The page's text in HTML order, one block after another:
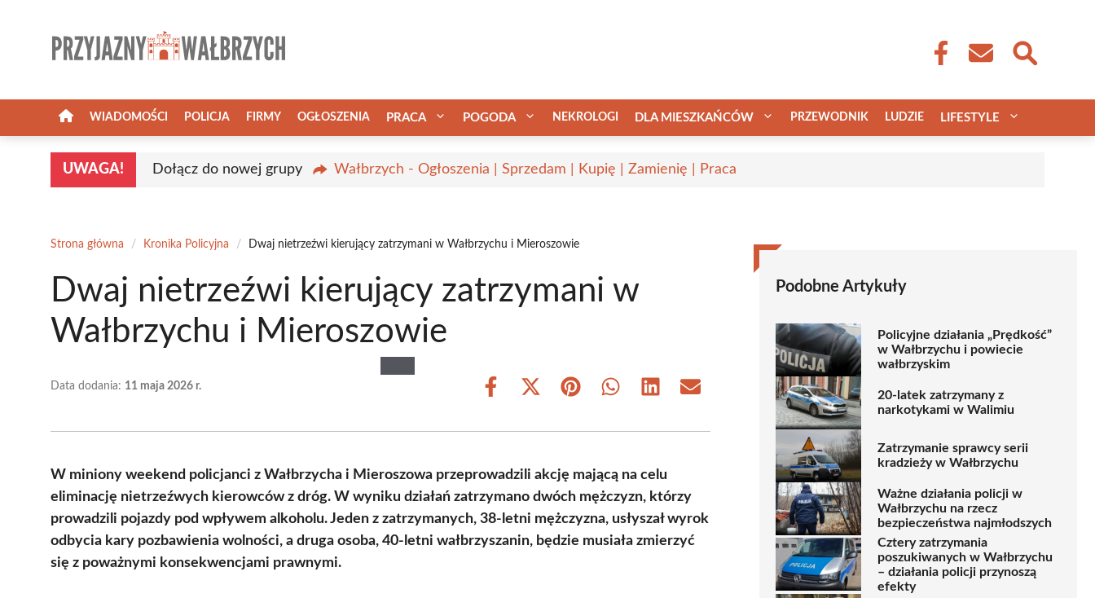
WIADOMOŚCI POLICJA FIRMY OGŁOSZENIA PRACA POGODA NEKROLOGI DLA MIESZKAŃCÓW PRZEWODNIK LUDZIE LIFESTYLE
UWAGA! Dołącz do nowej grupy Wałbrzych - Ogłoszenia | Sprzedam | Kupię | Zamienię | Praca
Strona główna / Kronika Policyjna / Dwaj nietrzeźwi kierujący zatrzymani w Wałbrzychu i Mieroszowie
Dwaj nietrzeźwi kierujący zatrzymani w
Wałbrzychu i Mieroszowie
Data dodania: 11 maja 2026 r.
Share
Share
(Twitter)
Share Share Share Share
W miniony weekend policjanci z Wałbrzycha i Mieroszowa przeprowadzili akcję mającą na celu
eliminację nietrzeźwych kierowców z dróg. W wyniku działań zatrzymano dwóch mężczyzn, którzy
prowadzili pojazdy pod wpływem alkoholu. Jeden z zatrzymanych, 38-letni mężczyzna, usłyszał wyrok
odbycia kary pozbawienia wolności, a druga osoba, 40-letni wałbrzyszanin, będzie musiała zmierzyć
się z poważnymi konsekwencjami prawnymi.
Podobne Artykuły
Policyjne działania „Prędkość”
w Wałbrzychu i powiecie
wałbrzyskim
20-latek zatrzymany z
narkotykami w Walimiu
Zatrzymanie sprawcy serii
kradzieży w Wałbrzychu
Ważne działania policji w
Wałbrzychu na rzecz
bezpieczeństwa najmłodszych
Cztery zatrzymania
poszukiwanych w Wałbrzychu
– działania policji przynoszą
efekty